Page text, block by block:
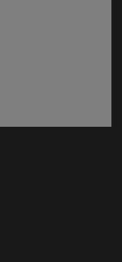
ventana)
ventana)